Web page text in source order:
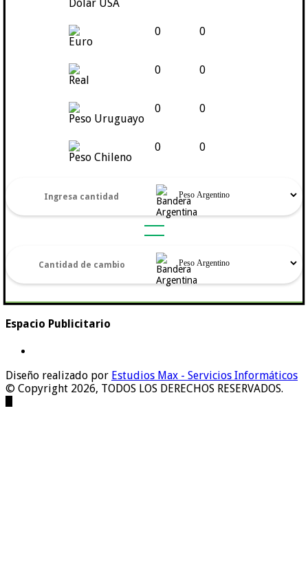
Dólar USA
Euro
0 0
Real
0 0
Peso Uruguayo
0 0
Peso Chileno
0 0
Espacio Publicitario
Diseño realizado por Estudios Max - Servicios Informáticos
© Copyright 2026, TODOS LOS DERECHOS RESERVADOS.